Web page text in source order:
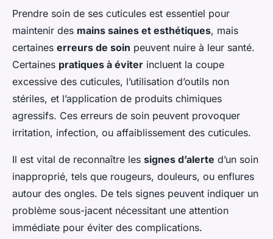
Prendre soin de ses cuticules est essentiel pour
maintenir des mains saines et esthétiques, mais
certaines erreurs de soin peuvent nuire à leur santé.
Certaines pratiques à éviter incluent la coupe
excessive des cuticules, l’utilisation d’outils non
stériles, et l’application de produits chimiques
agressifs. Ces erreurs de soin peuvent provoquer
irritation, infection, ou affaiblissement des cuticules.
Il est vital de reconnaître les signes d’alerte d’un soin
inapproprié, tels que rougeurs, douleurs, ou enflures
autour des ongles. De tels signes peuvent indiquer un
problème sous-jacent nécessitant une attention
immédiate pour éviter des complications.